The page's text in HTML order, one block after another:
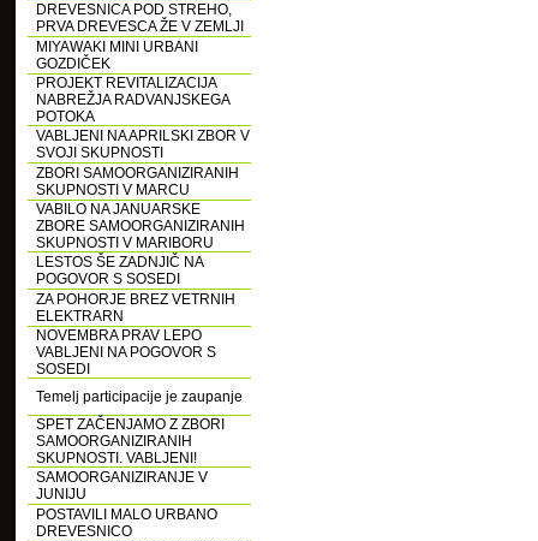
DREVESNICA POD STREHO,
PRVA DREVESCA ŽE V ZEMLJI
MIYAWAKI MINI URBANI
GOZDIČEK
PROJEKT REVITALIZACIJA
NABREŽJA RADVANJSKEGA
POTOKA
VABLJENI NA APRILSKI ZBOR V
SVOJI SKUPNOSTI
ZBORI SAMOORGANIZIRANIH
SKUPNOSTI V MARCU
VABILO NA JANUARSKE
ZBORE SAMOORGANIZIRANIH
SKUPNOSTI V MARIBORU
LESTOS ŠE ZADNJIČ NA
POGOVOR S SOSEDI
ZA POHORJE BREZ VETRNIH
ELEKTRARN
NOVEMBRA PRAV LEPO
VABLJENI NA POGOVOR S
SOSEDI
Temelj participacije je zaupanje
SPET ZAČENJAMO Z ZBORI
SAMOORGANIZIRANIH
SKUPNOSTI. VABLJENI!
SAMOORGANIZIRANJE V
JUNIJU
POSTAVILI MALO URBANO
DREVESNICO